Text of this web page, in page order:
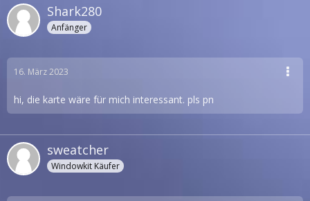
Shark280
Anfänger
16. März 2023
hi, die karte wäre für mich interessant. pls pn
sweatcher
Windowkit Käufer